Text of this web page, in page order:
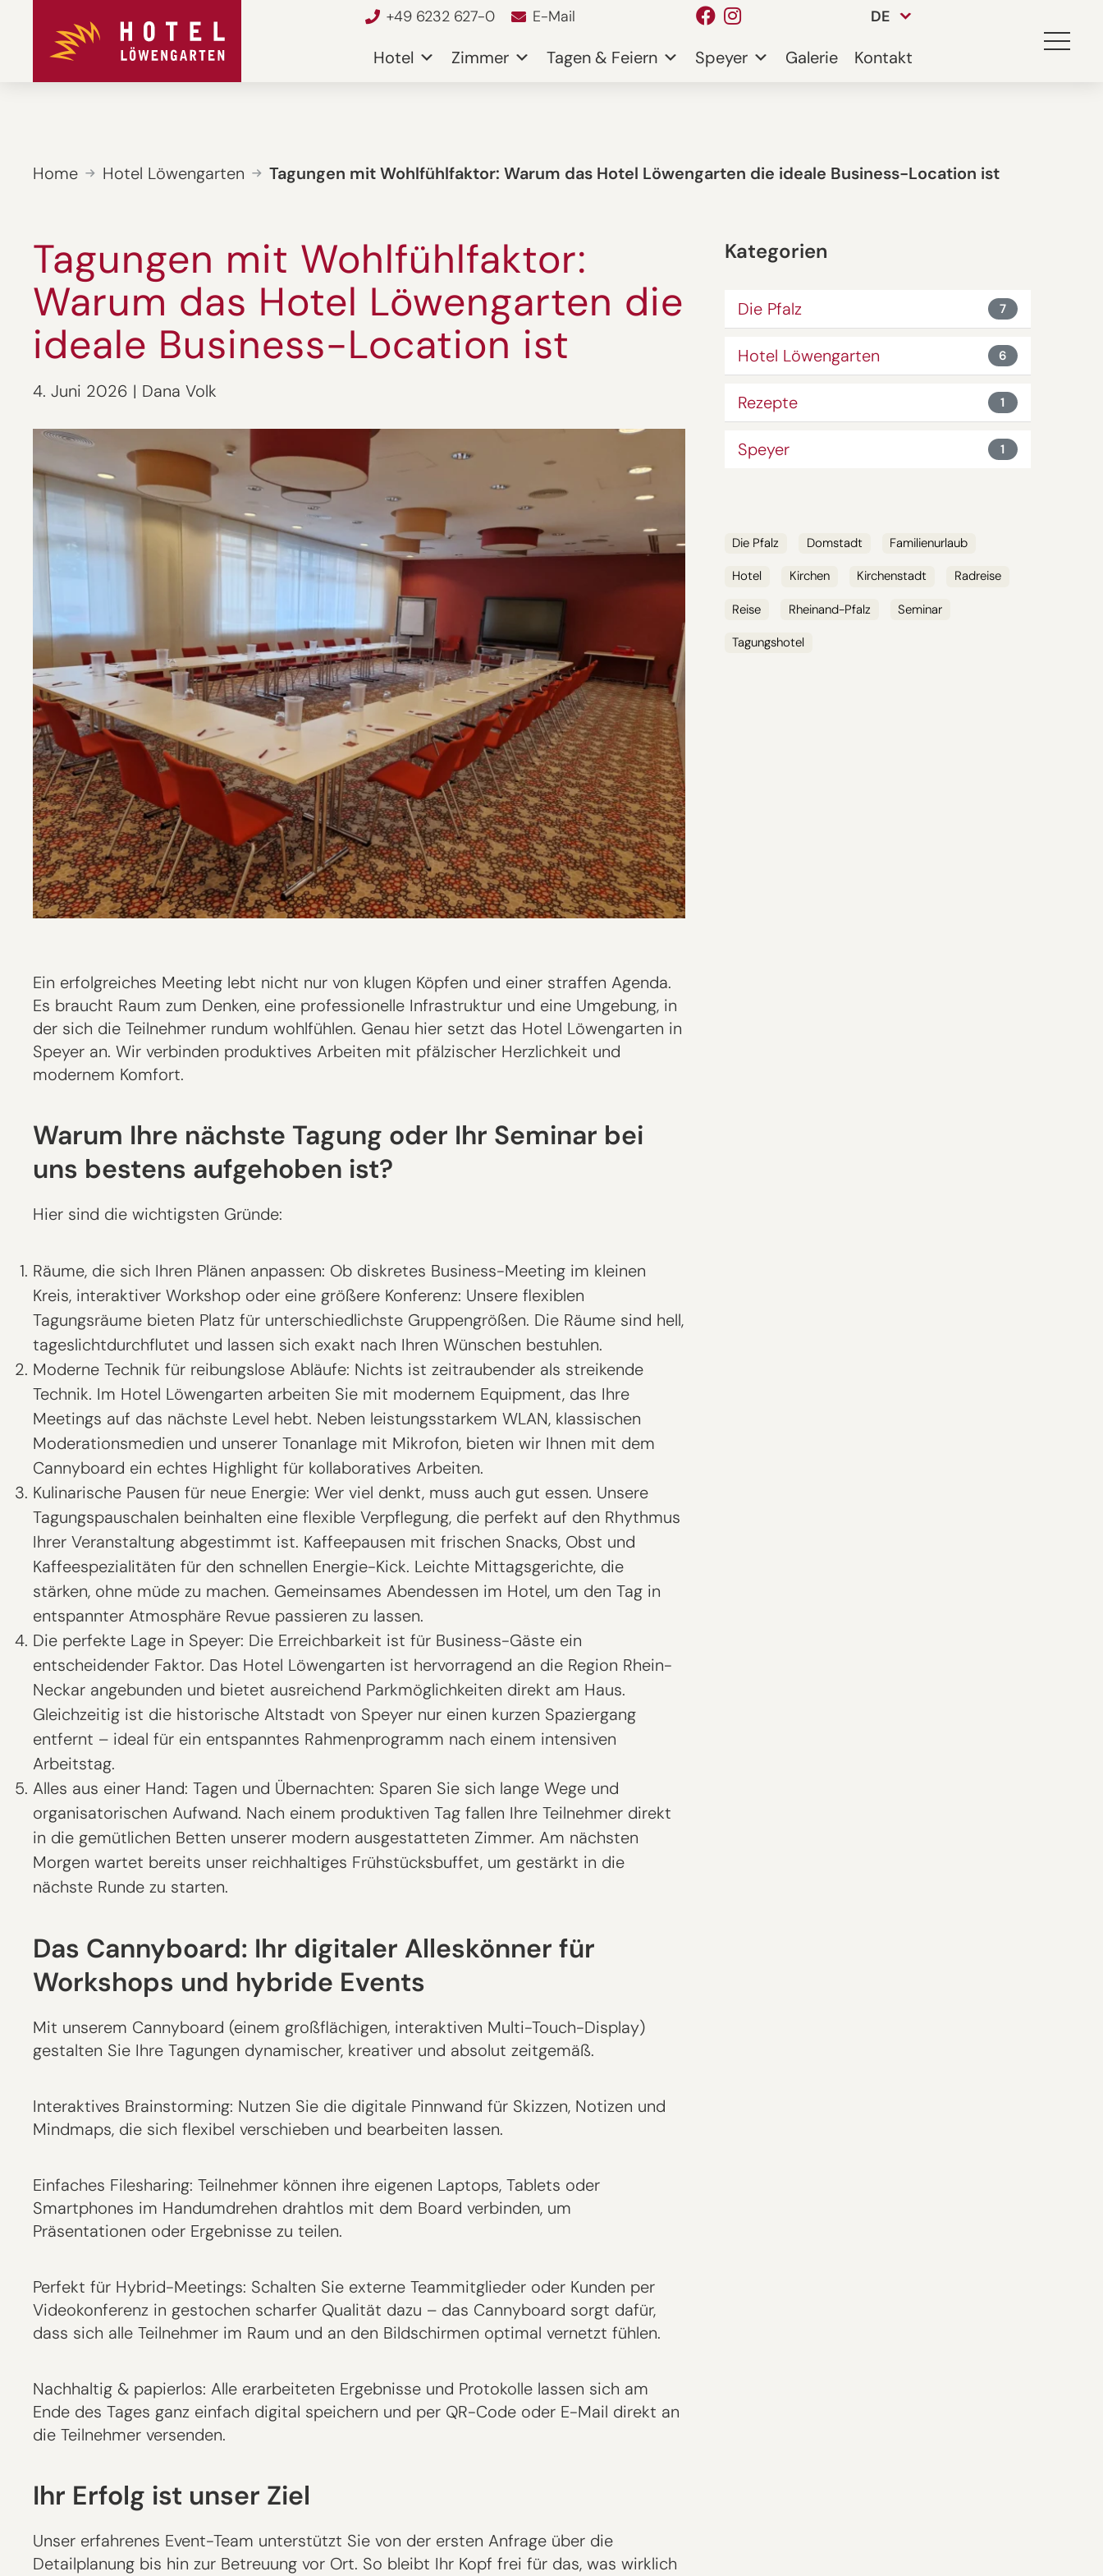
+49 6232 627-0 E-Mail DE
Hotel Zimmer Tagen & Feiern Speyer Galerie Kontakt
Home Hotel Löwengarten Tagungen mit Wohlfühlfaktor: Warum das Hotel Löwengarten die ideale Business-Location ist
Tagungen mit Wohlfühlfaktor:
Warum das Hotel Löwengarten die
ideale Business-Location ist
4. Juni 2026 | Dana Volk
Ein erfolgreiches Meeting lebt nicht nur von klugen Köpfen und einer straffen Agenda.
Es braucht Raum zum Denken, eine professionelle Infrastruktur und eine Umgebung, in
der sich die Teilnehmer rundum wohlfühlen. Genau hier setzt das Hotel Löwengarten in
Speyer an. Wir verbinden produktives Arbeiten mit pfälzischer Herzlichkeit und
modernem Komfort.
Warum Ihre nächste Tagung oder Ihr Seminar bei
uns bestens aufgehoben ist?
Hier sind die wichtigsten Gründe:
Räume, die sich Ihren Plänen anpassen: Ob diskretes Business-Meeting im kleinen
Kreis, interaktiver Workshop oder eine größere Konferenz: Unsere flexiblen
Tagungsräume bieten Platz für unterschiedlichste Gruppengrößen. Die Räume sind hell,
tageslichtdurchflutet und lassen sich exakt nach Ihren Wünschen bestuhlen.
Moderne Technik für reibungslose Abläufe: Nichts ist zeitraubender als streikende
Technik. Im Hotel Löwengarten arbeiten Sie mit modernem Equipment, das Ihre
Meetings auf das nächste Level hebt. Neben leistungsstarkem WLAN, klassischen
Moderationsmedien und unserer Tonanlage mit Mikrofon, bieten wir Ihnen mit dem
Cannyboard ein echtes Highlight für kollaboratives Arbeiten.
Kulinarische Pausen für neue Energie: Wer viel denkt, muss auch gut essen. Unsere
Tagungspauschalen beinhalten eine flexible Verpflegung, die perfekt auf den Rhythmus
Ihrer Veranstaltung abgestimmt ist. Kaffeepausen mit frischen Snacks, Obst und
Kaffeespezialitäten für den schnellen Energie-Kick. Leichte Mittagsgerichte, die
stärken, ohne müde zu machen. Gemeinsames Abendessen im Hotel, um den Tag in
entspannter Atmosphäre Revue passieren zu lassen.
Die perfekte Lage in Speyer: Die Erreichbarkeit ist für Business-Gäste ein
entscheidender Faktor. Das Hotel Löwengarten ist hervorragend an die Region Rhein-
Neckar angebunden und bietet ausreichend Parkmöglichkeiten direkt am Haus.
Gleichzeitig ist die historische Altstadt von Speyer nur einen kurzen Spaziergang
entfernt – ideal für ein entspanntes Rahmenprogramm nach einem intensiven
Arbeitstag.
Alles aus einer Hand: Tagen und Übernachten: Sparen Sie sich lange Wege und
organisatorischen Aufwand. Nach einem produktiven Tag fallen Ihre Teilnehmer direkt
in die gemütlichen Betten unserer modern ausgestatteten Zimmer. Am nächsten
Morgen wartet bereits unser reichhaltiges Frühstücksbuffet, um gestärkt in die
nächste Runde zu starten.
Das Cannyboard: Ihr digitaler Alleskönner für
Workshops und hybride Events
Mit unserem Cannyboard (einem großflächigen, interaktiven Multi-Touch-Display)
gestalten Sie Ihre Tagungen dynamischer, kreativer und absolut zeitgemäß.
Interaktives Brainstorming: Nutzen Sie die digitale Pinnwand für Skizzen, Notizen und
Mindmaps, die sich flexibel verschieben und bearbeiten lassen.
Einfaches Filesharing: Teilnehmer können ihre eigenen Laptops, Tablets oder
Smartphones im Handumdrehen drahtlos mit dem Board verbinden, um
Präsentationen oder Ergebnisse zu teilen.
Perfekt für Hybrid-Meetings: Schalten Sie externe Teammitglieder oder Kunden per
Videokonferenz in gestochen scharfer Qualität dazu – das Cannyboard sorgt dafür,
dass sich alle Teilnehmer im Raum und an den Bildschirmen optimal vernetzt fühlen.
Nachhaltig & papierlos: Alle erarbeiteten Ergebnisse und Protokolle lassen sich am
Ende des Tages ganz einfach digital speichern und per QR-Code oder E-Mail direkt an
die Teilnehmer versenden.
Ihr Erfolg ist unser Ziel
Unser erfahrenes Event-Team unterstützt Sie von der ersten Anfrage über die
Detailplanung bis hin zur Betreuung vor Ort. So bleibt Ihr Kopf frei für das, was wirklich
Kategorien
Die Pfalz 7
Hotel Löwengarten 6
Rezepte 1
Speyer 1
SCHLAGWÖRTER
Die Pfalz Domstadt Familienurlaub
Hotel Kirchen Kirchenstadt Radreise
Reise Rheinand-Pfalz Seminar
Tagungshotel